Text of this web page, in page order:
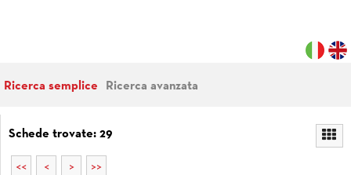
Ricerca semplice Ricerca avanzata
Schede trovate: 29
<< < > >>